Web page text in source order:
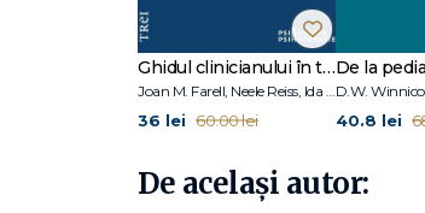
cuiva un peşte îi vom potoli foamea
restul zilelor. La fel, dacă îi învăţăm pe
sănătoşi,cum să-şi rezolve problemele
stare bună de sănătate tot restul vieţii.
să se dezvolte, să-şi descopere
mai variate. [...] Erickson are despre
Ghidul clinicianului în terapia schemelor
36 lei 60.00 lei
D.W.
40.8 lei
De același autor: